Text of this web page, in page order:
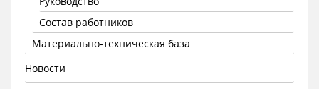
Состав работников
Материально-техническая база
Новости